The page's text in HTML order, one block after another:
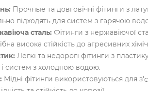
Прочные та довговічні фітинги з
підходять для систем з гарячою
сталь: Фітинги з нержавіючої
висока стійкість до агресивних
Легкі та недорогі фітинги з
і систем з холодною водою.
Мідні фітинги використовуються для